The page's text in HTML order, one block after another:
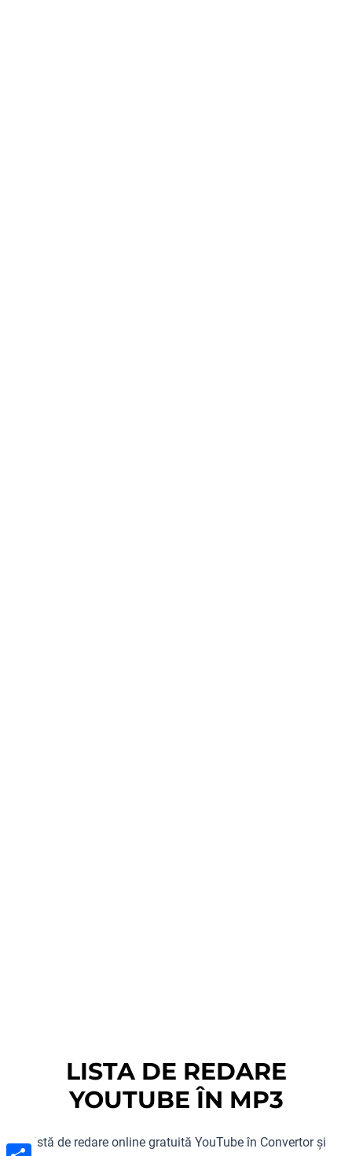
LISTA DE REDARE
YOUTUBE ÎN MP3
Listă de redare online gratuită YouTube în Convertor și